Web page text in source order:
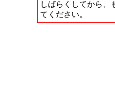
しばらくしてから、
てください。